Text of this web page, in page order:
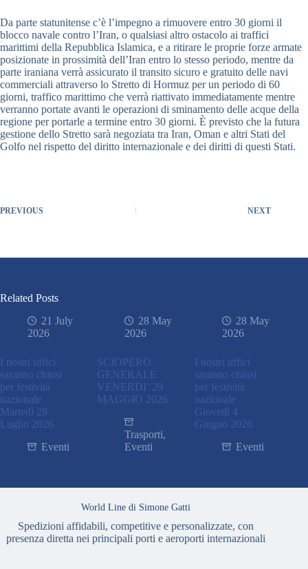
Da parte statunitense c’è l’impegno a rimuovere entro 30 giorni il
blocco navale contro l’Iran, o qualsiasi altro ostacolo ai traffici
marittimi della Repubblica Islamica, e a ritirare le proprie forze armate
posizionate in prossimità dell’Iran entro lo stesso periodo, mentre da
parte iraniana verrà assicurato il transito sicuro e gratuito delle navi
commerciali attraverso lo Stretto di Hormuz per un periodo di 60
giorni, traffico marittimo che verrà riattivato immediatamente mentre
verranno portate avanti le operazioni di sminamento delle acque della
regione per portarle a termine entro 30 giorni. È previsto che la futura
gestione dello Stretto sarà negoziata tra Iran, Oman e altri Stati del
Golfo nel rispetto del diritto internazionale e dei diritti di questi Stati.
PREVIOUS NEXT
Related Posts
21 July
2026
I nostri uffici
saranno chiusi
per festività
nazionale
Martedì 28
Luglio 2026
Eventi
28 May
2026
SCIOPERO
GENERALE
VENERDI’ 29
MAGGIO 2026
Trasporti,
Eventi
28 May
2026
I nostri uffici
saranno chiusi
per festività
nazionale
Giovedì 4
Giugno 2026
Eventi
World Line di Simone Gatti
Spedizioni affidabili, competitive e personalizzate, con
presenza diretta nei principali porti e aeroporti internazionali